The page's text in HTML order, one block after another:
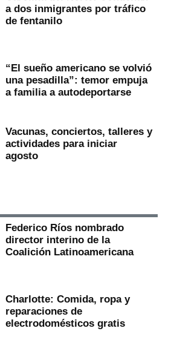
a dos inmigrantes por tráfico
de fentanilo
“El sueño americano se volvió
una pesadilla”: temor empuja
a familia a autodeportarse
Vacunas, conciertos, talleres y
actividades para iniciar
agosto
Federico Ríos nombrado
director interino de la
Coalición Latinoamericana
Charlotte: Comida, ropa y
reparaciones de
electrodomésticos gratis